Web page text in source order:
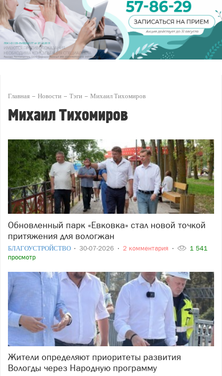
Главная Новости Тэги Михаил Тихомиров
Михаил Тихомиров
Обновленный парк «Евковка» стал новой точкой
притяжения для вологжан
БЛАГОУСТРОЙСТВО 30-07-2026 2 комментария
1 541
просмотр
Жители определяют приоритеты развития
Вологды через Народную программу